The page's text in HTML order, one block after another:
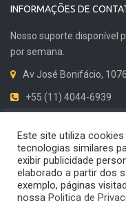
INFORMAÇÕES DE
Nosso suporte disponível
por semana.
Av José Bonifácio,
+55 (11) 4044-6939
© 2024 Cirius Quality.
Este site utiliza
tecnologias similares
exibir publicidade
elaborado a partir dos
exemplo, páginas
nossa Politica de